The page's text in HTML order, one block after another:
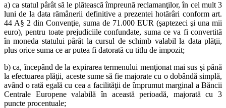
a) ca statul pârât să le plătească împreună reclamanţilor, în cel mult 3
luni de la data rămânerii definitive a prezentei hotărâri conform art.
44 A§ 2 din Convenţie, suma de 71.000 EUR (şaptezeci şi una mii
euro), pentru toate prejudiciile confundate, suma ce va fi convertită
în moneda statului pârât la cursul de schimb valabil la data plăţii,
plus orice suma ce ar putea fi datorată cu titlu de impozit;
b) ca, începând de la expirarea termenului menţionat mai sus şi până
la efectuarea plăţii, aceste sume să fie majorate cu o dobândă simplă,
având o rată egală cu cea a facilităţii de împrumut marginal a Băncii
Centrale Europene valabilă în această perioadă, majorată cu 3
puncte procentuale;